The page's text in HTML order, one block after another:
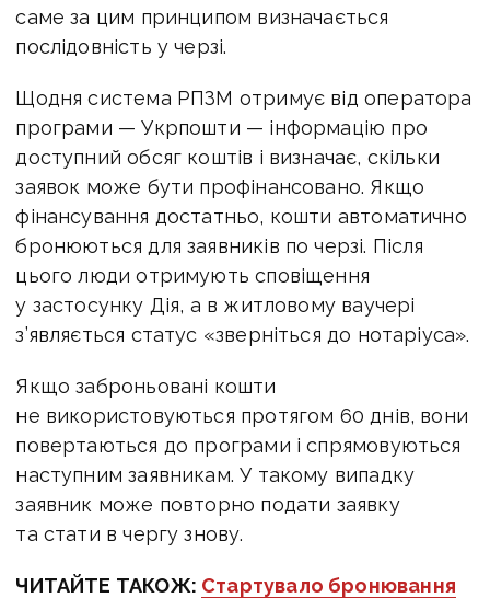
саме за цим принципом визначається
послідовність у черзі.
Щодня система РПЗМ отримує від оператора
програми — Укрпошти — інформацію про
доступний обсяг коштів і визначає, скільки
заявок може бути профінансовано. Якщо
фінансування достатньо, кошти автоматично
бронюються для заявників по черзі. Після
цього люди отримують сповіщення
у застосунку Дія, а в житловому ваучері
з’являється статус «зверніться до нотаріуса».
Якщо заброньовані кошти
не використовуються протягом 60 днів, вони
повертаються до програми і спрямовуються
наступним заявникам. У такому випадку
заявник може повторно подати заявку
та стати в чергу знову.
ЧИТАЙТЕ ТАКОЖ: Стартувало бронювання